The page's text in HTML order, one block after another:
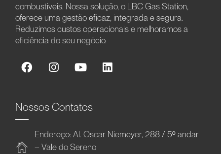
combustíveis. Nossa solução, o LBC Gas Station,
oferece uma gestão eficaz, integrada e segura.
Reduzimos custos operacionais e melhoramos a
eficiência do seu negócio.
Nossos Contatos
Endereço: Al. Oscar Niemeyer, 288 / 5º andar
– Vale do Sereno